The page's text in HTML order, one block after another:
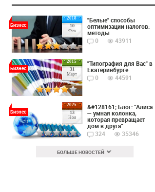
2018
10
Фев
Бизнес
"Белые" способы
оптимизации налогов:
методы
0
43911
2015
31
Март
Бизнес
"Типография для Вас" в
Екатеринбурге
0
44591
2025
13
Ноя
Бизнес
&#128161; Блог: “Алиса
— умная колонка,
которая превращает
дом в друга”
324
35346
БОЛЬШЕ НОВОСТЕЙ